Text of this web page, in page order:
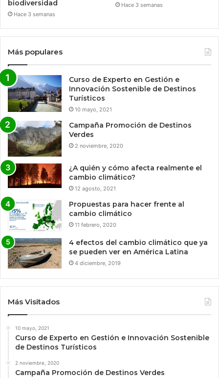
biodiversidad
Hace 3 semanas
Hace 3 semanas
Más populares
Curso de Experto en Gestión e
Innovación Sostenible de Destinos
Turísticos
10 mayo, 2021
Campaña Promoción de Destinos
Verdes
2 noviembre, 2020
¿A quién y cómo afecta realmente el
cambio climático?
12 agosto, 2021
Propuestas para hacer frente al
cambio climático
11 febrero, 2020
4 efectos del cambio climático que ya
se pueden ver en América Latina
4 diciembre, 2019
Más Visitados
10 mayo, 2021
Curso de Experto en Gestión e Innovación Sostenible
de Destinos Turísticos
2 noviembre, 2020
Campaña Promoción de Destinos Verdes